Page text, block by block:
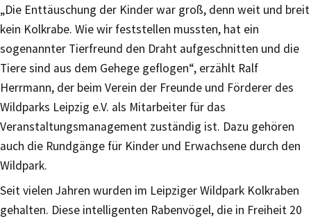
„Die Enttäuschung der Kinder war groß, denn weit und breit
kein Kolkrabe. Wie wir feststellen mussten, hat ein
sogenannter Tierfreund den Draht aufgeschnitten und die
Tiere sind aus dem Gehege geflogen“, erzählt Ralf
Herrmann, der beim Verein der Freunde und Förderer des
Wildparks Leipzig e.V. als Mitarbeiter für das
Veranstaltungsmanagement zuständig ist. Dazu gehören
auch die Rundgänge für Kinder und Erwachsene durch den
Wildpark.
Seit vielen Jahren wurden im Leipziger Wildpark Kolkraben
gehalten. Diese intelligenten Rabenvögel, die in Freiheit 20